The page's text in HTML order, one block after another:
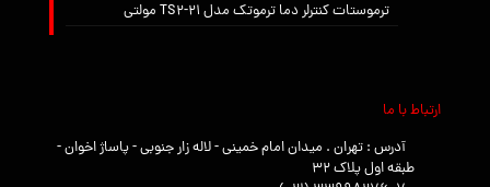
ترموستات کنترلر دما ترموتک مدل TS2-21 مولتی
ارتباط با ما
آدرس : تهران . ميدان امام خميني - لاله زار جنوبي - پاساژ اخوان -
طبقه اول پلاک ۳۲